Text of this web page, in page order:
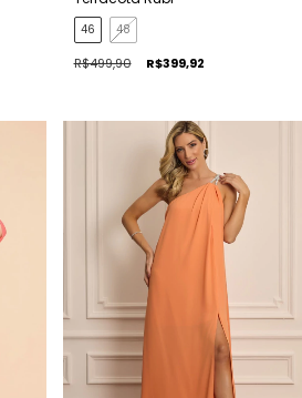
46 48
R$499,90 R$399,92